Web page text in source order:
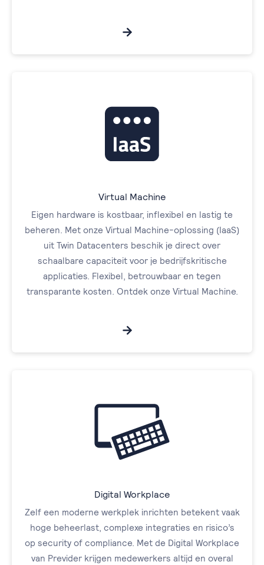
Virtual Machine
Eigen hardware is kostbaar, inflexibel en lastig te
beheren. Met onze Virtual Machine-oplossing (IaaS)
uit Twin Datacenters beschik je direct over
schaalbare capaciteit voor je bedrijfskritische
applicaties. Flexibel, betrouwbaar en tegen
transparante kosten. Ontdek onze Virtual Machine.
Digital Workplace
Zelf een moderne werkplek inrichten betekent vaak
hoge beheerlast, complexe integraties en risico’s
op security of compliance. Met de Digital Workplace
van Previder krijgen medewerkers altijd en overal